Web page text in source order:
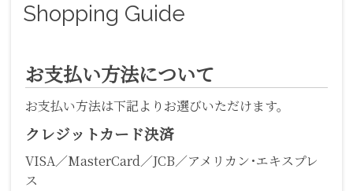
Shopping Guide
お支払い方法について
お支払い方法は下記よりお選びいただけます。
クレジットカード決済
VISA／MasterCard／JCB／アメリカン･エキスプレ
ス